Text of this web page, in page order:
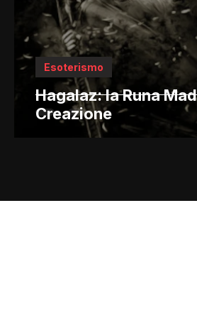
Hagalaz: la Runa
Creazione
Esoterismo